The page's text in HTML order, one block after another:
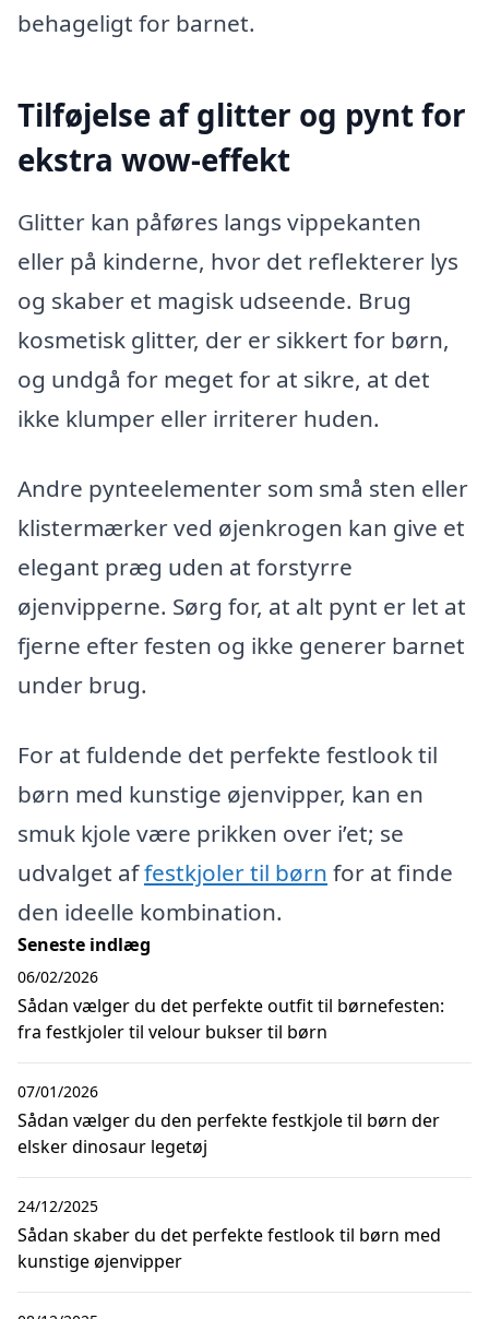
behageligt for barnet.
Tilføjelse af glitter og pynt for
ekstra wow-effekt
Glitter kan påføres langs vippekanten
eller på kinderne, hvor det reflekterer lys
og skaber et magisk udseende. Brug
kosmetisk glitter, der er sikkert for børn,
og undgå for meget for at sikre, at det
ikke klumper eller irriterer huden.
Andre pynteelementer som små sten eller
klistermærker ved øjenkrogen kan give et
elegant præg uden at forstyrre
øjenvipperne. Sørg for, at alt pynt er let at
fjerne efter festen og ikke generer barnet
under brug.
For at fuldende det perfekte festlook til
børn med kunstige øjenvipper, kan en
smuk kjole være prikken over i’et; se
udvalget affestkjoler til børn for at finde
den ideelle kombination.
Seneste indlæg
Sådan vælger du det perfekte outfit til børnefesten:
fra festkjoler til velour bukser til børn
06/02/2026
Sådan vælger du den perfekte festkjole til børn der
elsker dinosaur legetøj
07/01/2026
Sådan skaber du det perfekte festlook til børn med
kunstige øjenvipper
24/12/2025